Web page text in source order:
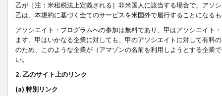
乙が［注：米租税法上定義される］非米国人に該当する場合で、アソ
乙は、本規約に基づく全てのサービスを米国外で履行することになる
アソシエイト・プログラムへの参加は無料であり、甲はアソシエイト
ます。甲はいかなる企業に対しても、甲のアソシエイトに対して有料
のため、このような企業が（アマゾンの名前を利用しようとする企業
い。
2. 乙のサイト上のリンク
(a) 特別リンク